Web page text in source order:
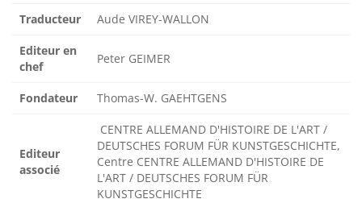
Traducteur Aude VIREY-WALLON
Editeur en
chef
Peter GEIMER
Fondateur Thomas-W. GAEHTGENS
Editeur
associé
CENTRE ALLEMAND D'HISTOIRE DE L'ART /
DEUTSCHES FORUM FÜR KUNSTGESCHICHTE,
Centre CENTRE ALLEMAND D'HISTOIRE DE
L'ART / DEUTSCHES FORUM FÜR
KUNSTGESCHICHTE